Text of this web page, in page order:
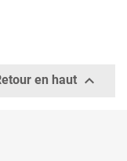
en haut 